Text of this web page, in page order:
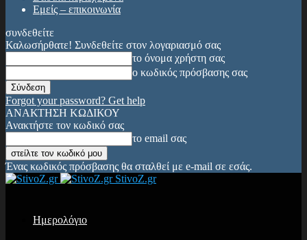
Εμείς – επικοινωνία
συνδεθείτε
Καλωσήρθατε! Συνδεθείτε στον λογαριασμό σας
το όνομα χρήστη σας
ο κωδικός πρόσβασης σας
Forgot your password? Get help
ΑΝΑΚΤΗΣΗ ΚΩΔΙΚΟΥ
Ανακτήστε τον κωδικό σας
το email σας
Ένας κωδικός πρόσβασης θα σταλθεί με e-mail σε εσάς.
StivoZ.gr
Ημερολόγιο